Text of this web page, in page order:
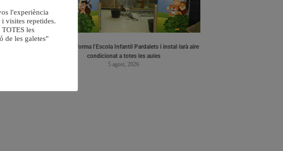
de la
València reforma l’Escola Infantil Pardalets i instal·larà aire
condicionat a totes les aules
5 agost, 2026
l'experiència
visites repetides.
les
de les galetes"